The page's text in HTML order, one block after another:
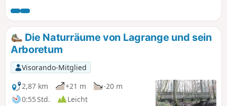
kommen am Entdeckungspfad des Mont Marty vorbei, der
sechzehn botanische Markierungen an den Bäumen
unserer Wälder aufweist.Die Wanderung ist mit einem
„Blauen Ring“ markiert.
Die Naturräume von Lagrange und sein
Arboretum
Visorando-Mitglied
2,87 km
+21 m
-20 m
0:55 Std.
Leicht